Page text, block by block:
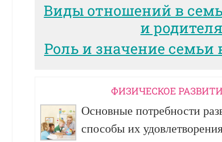
Виды отношений в
и
Роль и значение семьи
ФИЗИЧЕСКОЕ
Основные потребности
способы их